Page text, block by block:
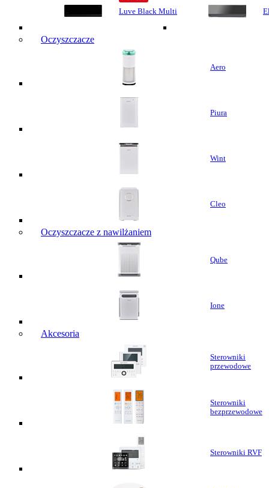
Luve Black Multi
Oczyszczacze
Aero
Piura
Wint
Cleo
Oczyszczacze z nawilżaniem
Qube
Ione
Akcesoria
Sterowniki
przewodowe
Sterowniki
bezprzewodowe
Sterowniki RVF